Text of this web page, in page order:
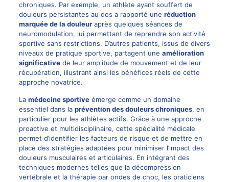
chroniques. Par exemple, un athlète ayant souffert de
douleurs persistantes au dos a rapporté une réduction
marquée de la douleuraprès quelques séances de
neuromodulation, lui permettant de reprendre son activité
sportive sans restrictions. D’autres patients, issus de divers
niveaux de pratique sportive, partagent une amélioration
significativede leur amplitude de mouvement et de leur
récupération, illustrant ainsi les bénéfices réels de cette
approche novatrice.
La médecine sportiveémerge comme un domaine
essentiel dans la prévention des douleurs chroniques, en
particulier pour les athlètes actifs. Grâce à une approche
proactive et multidisciplinaire, cette spécialité médicale
permet d’identifier les facteurs de risque et de mettre en
place des stratégies adaptées pour minimiser l’impact des
douleurs musculaires et articulaires. En intégrant des
techniques modernes telles que la décompression
vertébrale et la thérapie par ondes de choc, les praticiens